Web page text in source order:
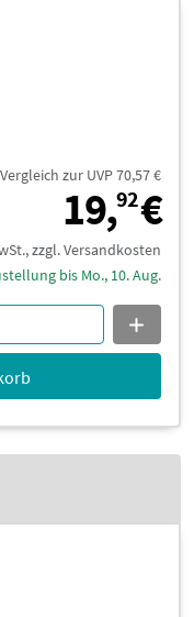
zur UVP 70,57 €
19,92€
zzgl. Versandkosten
bis Mo., 10. Aug.